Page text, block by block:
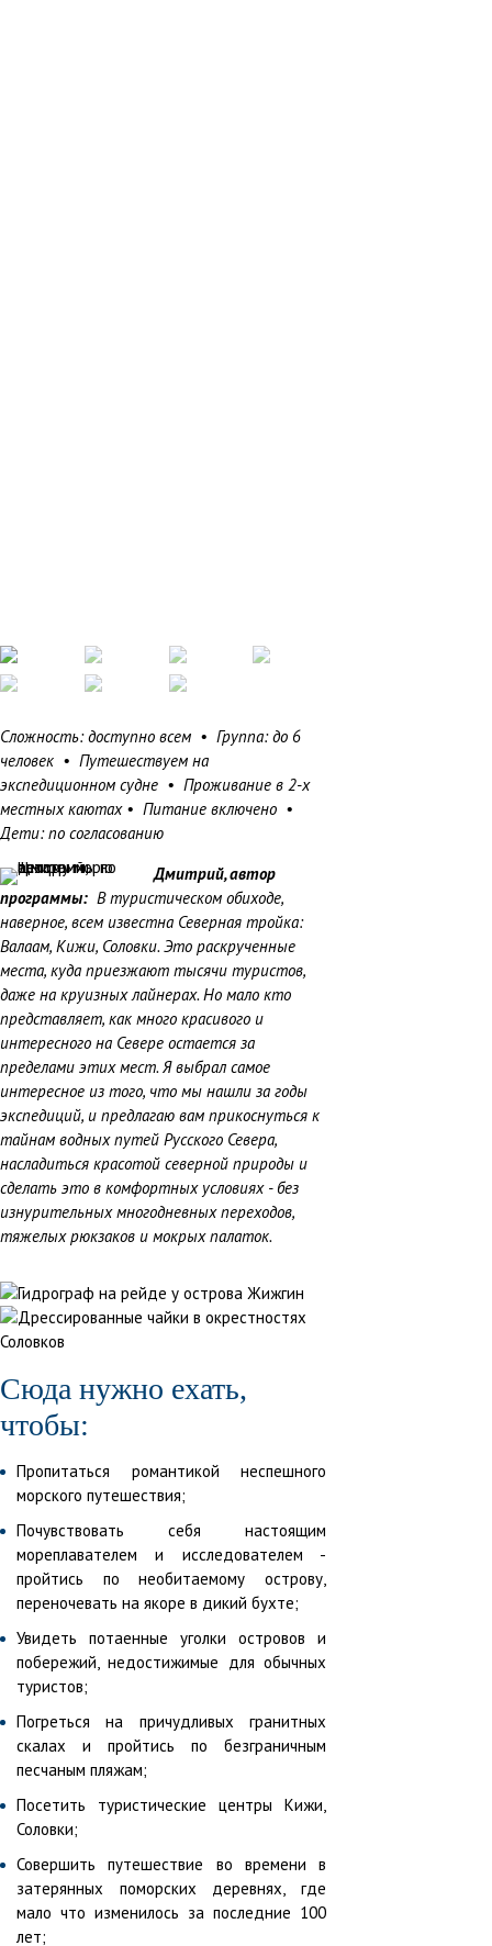
Сложность: доступно всем • Группа: до 6
человек • Путешествуем на
экспедиционном судне • Проживание в 2-х
местных каютах • Питание включено •
Дети: по согласованию
Дмитрий, автор
программы: В туристическом обиходе,
наверное, всем известна Северная тройка:
Валаам, Кижи, Соловки. Это раскрученные
места, куда приезжают тысячи туристов,
даже на круизных лайнерах. Но мало кто
представляет, как много красивого и
интересного на Севере остается за
пределами этих мест. Я выбрал самое
интересное из того, что мы нашли за годы
экспедиций, и предлагаю вам прикоснуться к
тайнам водных путей Русского Севера,
насладиться красотой северной природы и
сделать это в комфортных условиях - без
изнурительных многодневных переходов,
тяжелых рюкзаков и мокрых палаток.
Сюда нужно ехать,
чтобы:
Пропитаться романтикой неспешного
морского путешествия;
Почувствовать себя настоящим
мореплавателем и исследователем -
пройтись по необитаемому острову,
переночевать на якоре в дикий бухте;
Увидеть потаенные уголки островов и
побережий, недостижимые для обычных
туристов;
Погреться на причудливых гранитных
скалах и пройтись по безграничным
песчаным пляжам;
Посетить туристические центры Кижи,
Соловки;
Совершить путешествие во времени в
затерянных поморских деревнях, где
мало что изменилось за последние 100
лет;